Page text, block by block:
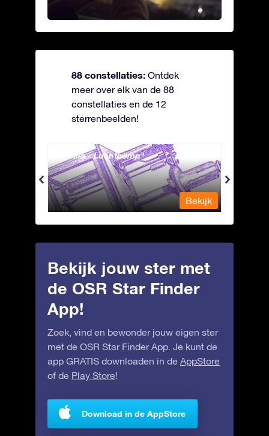
88 constellaties: Ontdek
meer over elk van de 88
constellaties en de 12
sterrenbeelden!
Antlia - Luchtpomp
Bekijk
Bekijk jouw ster met
de OSR Star Finder
App!
Zoek, vind en bewonder jouw eigen ster
met de OSR Star Finder App. Je kunt de
app GRATIS downloaden in de AppStore
of de Play Store!
Download in de AppStore